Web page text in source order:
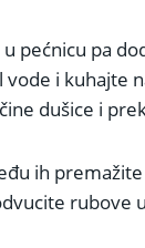
pećnicu pa
vode i
dušice i
ih
rubove